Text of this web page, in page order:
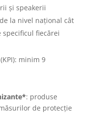
și speakerii
la nivel național cât
fiecărei
minim 9
: produse
de protecție